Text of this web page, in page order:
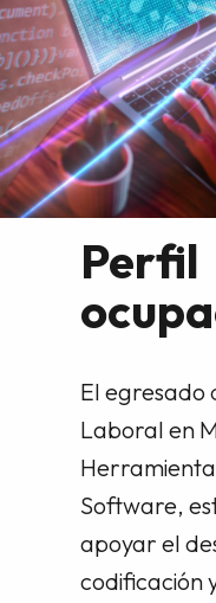
Perfil
El egresado
Laboral en
Software,
apoyar el
codificación